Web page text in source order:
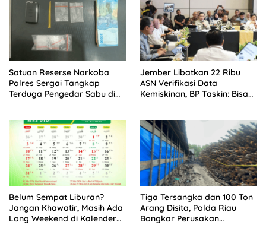
Satuan Reserse Narkoba
Polres Sergai Tangkap
Terduga Pengedar Sabu di
Jember Libatkan 22 Ribu
ASN Verifikasi Data
Kemiskinan, BP Taskin: Bisa
Belum Sempat Liburan?
Jangan Khawatir, Masih Ada
Long Weekend di Kalender
Tiga Tersangka dan 100 Ton
Arang Disita, Polda Riau
Bongkar Perusakan